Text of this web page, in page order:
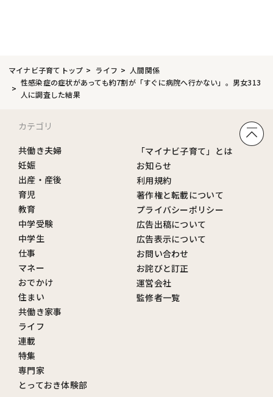
マイナビ子育てトップ ライフ
人間関係
性感染症の症状があっても約7割が「すぐに病院へ行かない」。男女313
人に調査した結果
カテゴリ
共働き夫婦
妊娠
出産・産後
育児
教育
中学受験
中学生
仕事
マネー
おでかけ
住まい
共働き家事
ライフ
連載
特集
専門家
とっておき体験部
「マイナビ子育て」とは
お知らせ
利用規約
著作権と転載について
プライバシーポリシー
広告出稿について
広告表示について
お問い合わせ
お詫びと訂正
運営会社
監修者一覧